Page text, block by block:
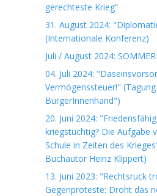
gerechteste Krieg“
31. August 2024:
(Internationale Konferenz)
Juli / August 2024:
04. Juli 2024:
Vermögenssteuer!"
BürgerInnenhand")
20. Juni 2024:
kriegstüchtig? Die Aufgabe
Schule in Zeiten des
Buchautor Heinz Klippert)
13. Juni 2023: "Rechtsruck
Gegenproteste: Droht das